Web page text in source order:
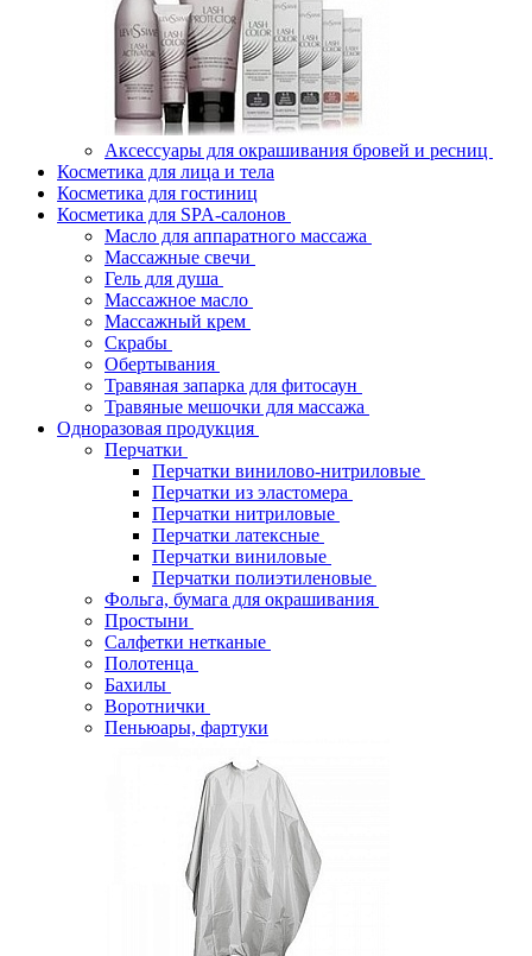
Аксессуары для окрашивания бровей и ресниц
Косметика для лица и тела
Косметика для гостиниц
Косметика для SPA-салонов
Масло для аппаратного массажа
Массажные свечи
Гель для душа
Массажное масло
Массажный крем
Скрабы
Обертывания
Травяная запарка для фитосаун
Травяные мешочки для массажа
Одноразовая продукция
Перчатки
Перчатки винилово-нитриловые
Перчатки из эластомера
Перчатки нитриловые
Перчатки латексные
Перчатки виниловые
Перчатки полиэтиленовые
Фольга, бумага для окрашивания
Простыни
Салфетки нетканые
Полотенца
Бахилы
Воротнички
Пеньюары, фартуки